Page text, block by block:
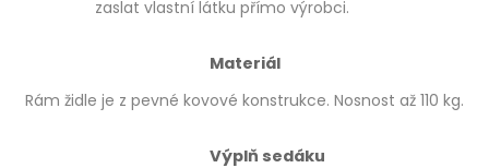
zaslat vlastní látku přímo výrobci.
Materiál
Rám židle je z pevné kovové konstrukce. Nosnost až 110 kg.
Výplň sedáku